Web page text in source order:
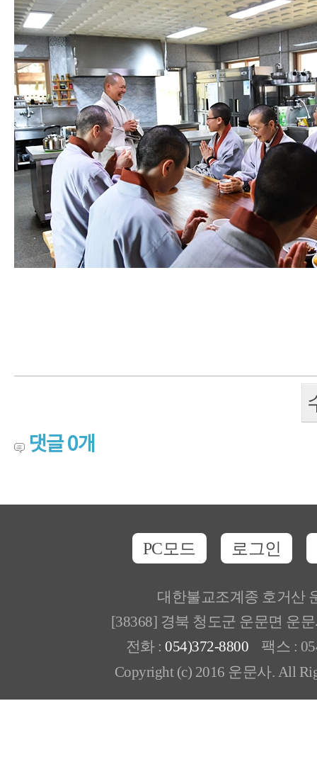
댓글0개
PC모드 로그인
대한불교조계종 호거산
[38368] 경북 청도군 운문면 운
전화 : 054)372-8800 팩스 :
Copyright (c) 2016 운문사. All